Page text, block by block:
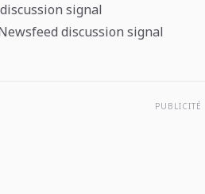
signal
discussion signal
PUBLICITÉ